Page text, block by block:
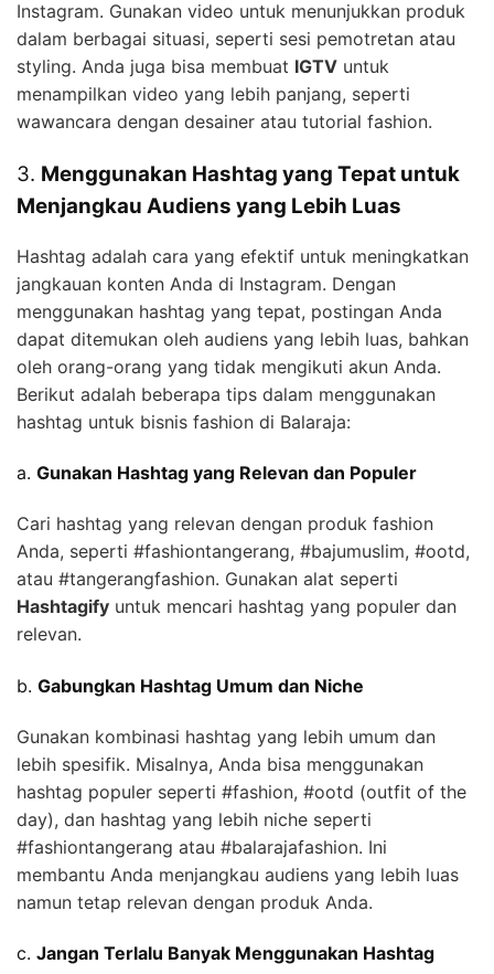
Instagram. Gunakan video untuk menunjukkan produk
dalam berbagai situasi, seperti sesi pemotretan atau
styling. Anda juga bisa membuat IGTV untuk
menampilkan video yang lebih panjang, seperti
wawancara dengan desainer atau tutorial fashion.
3. Menggunakan Hashtag yang Tepat untuk
Menjangkau Audiens yang Lebih Luas
Hashtag adalah cara yang efektif untuk meningkatkan
jangkauan konten Anda di Instagram. Dengan
menggunakan hashtag yang tepat, postingan Anda
dapat ditemukan oleh audiens yang lebih luas, bahkan
oleh orang-orang yang tidak mengikuti akun Anda.
Berikut adalah beberapa tips dalam menggunakan
hashtag untuk bisnis fashion di Balaraja:
a. Gunakan Hashtag yang Relevan dan Populer
Cari hashtag yang relevan dengan produk fashion
Anda, seperti #fashiontangerang, #bajumuslim, #ootd,
atau #tangerangfashion. Gunakan alat seperti
Hashtagify untuk mencari hashtag yang populer dan
relevan.
b. Gabungkan Hashtag Umum dan Niche
Gunakan kombinasi hashtag yang lebih umum dan
lebih spesifik. Misalnya, Anda bisa menggunakan
hashtag populer seperti #fashion, #ootd (outfit of the
day), dan hashtag yang lebih niche seperti
#fashiontangerang atau #balarajafashion. Ini
membantu Anda menjangkau audiens yang lebih luas
namun tetap relevan dengan produk Anda.
c. Jangan Terlalu Banyak Menggunakan Hashtag